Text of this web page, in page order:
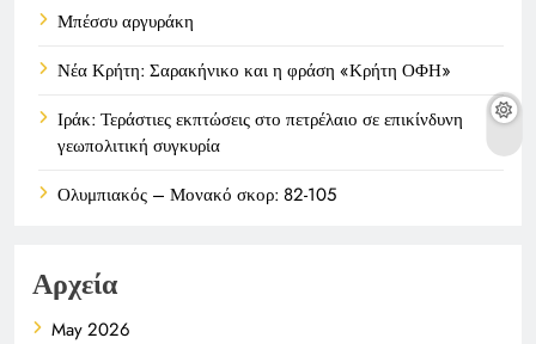
Μπέσσυ αργυράκη
Νέα Κρήτη: Σαρακήνικο και η φράση «Κρήτη ΟΦΗ»
Ιράκ: Τεράστιες εκπτώσεις στο πετρέλαιο σε επικίνδυνη
γεωπολιτική συγκυρία
Ολυμπιακός – Μονακό σκορ: 82-105
Αρχεία
May 2026